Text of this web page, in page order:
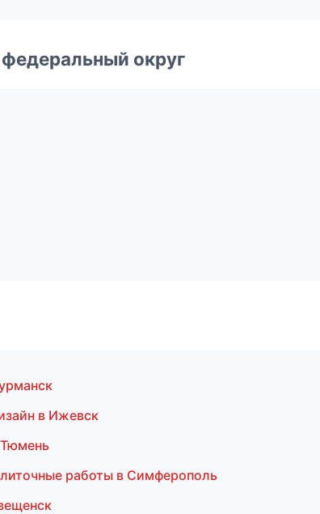
округ
в Ижевск
работы в Симферополь